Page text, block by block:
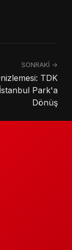
SONRAKİ →
TDK
Park'a
Dönüş